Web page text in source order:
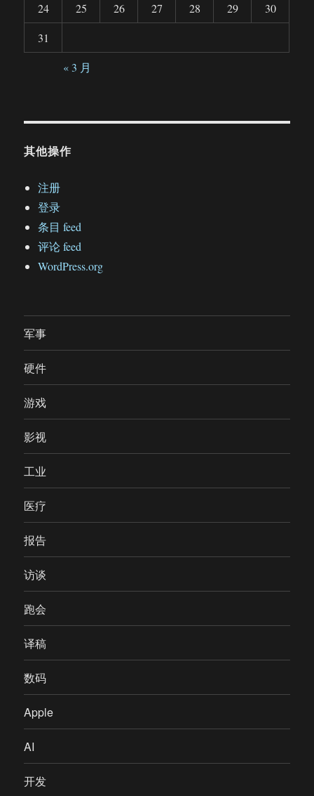
24
25 26 27 28 29
30
31
« 3 月
其他操作
注册
登录
条目 feed
评论 feed
WordPress.org
军事
硬件
游戏
影视
工业
医疗
报告
访谈
跑会
译稿
数码
Apple
AI
开发